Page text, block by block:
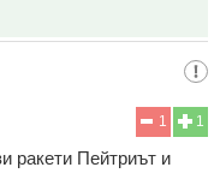
1
1
ракети Пейтриът и